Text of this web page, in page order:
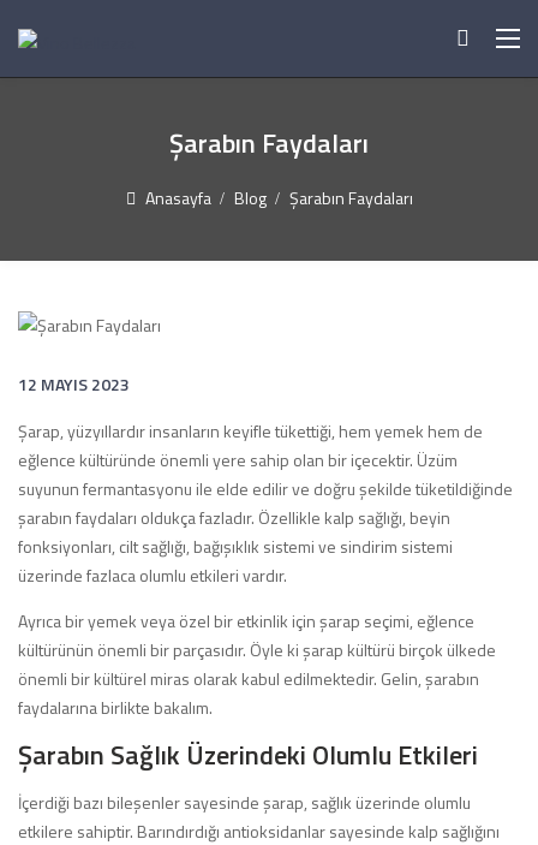
Şarabın Faydaları
Anasayfa Blog Şarabın Faydaları
12 MAYIS 2023
Şarap, yüzyıllardır insanların keyifle tükettiği, hem yemek hem de
eğlence kültüründe önemli yere sahip olan bir içecektir. Üzüm
suyunun fermantasyonu ile elde edilir ve doğru şekilde tüketildiğinde
şarabın faydaları oldukça fazladır. Özellikle kalp sağlığı, beyin
fonksiyonları, cilt sağlığı, bağışıklık sistemi ve sindirim sistemi
üzerinde fazlaca olumlu etkileri vardır.
Ayrıca bir yemek veya özel bir etkinlik için şarap seçimi, eğlence
kültürünün önemli bir parçasıdır. Öyle ki şarap kültürü birçok ülkede
önemli bir kültürel miras olarak kabul edilmektedir. Gelin, şarabın
faydalarına birlikte bakalım.
Şarabın Sağlık Üzerindeki Olumlu Etkileri
İçerdiği bazı bileşenler sayesinde şarap, sağlık üzerinde olumlu
etkilere sahiptir. Barındırdığı antioksidanlar sayesinde kalp sağlığını